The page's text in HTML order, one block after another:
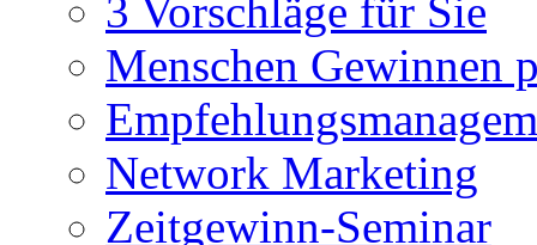
3 Vorschläge für Sie
Menschen Gewinnen
Network Marketing
Zeitgewinn-Seminar